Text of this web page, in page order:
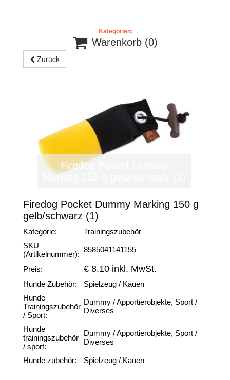
Kategorien:
 Warenkorb (0)
Zurück
Firedog Pocket Dummy
Marking 150 g gelb/schwarz (1)
Firedog Pocket Dummy Marking 150 g
gelb/schwarz (1)
Kategorie:
Trainingszubehör
SKU
(Artikelnummer):
8585041141155
Preis: € 8,10 inkl. MwSt.
Hunde Zubehör:
Spielzeug / Kauen
Hunde
Trainingszubehör
/ Sport:
Dummy / Apportierobjekte, Sport /
Diverses
Hunde
trainingszubehör
/ sport:
Dummy / Apportierobjekte, Sport /
Diverses
Hunde zubehör: Spielzeug / Kauen